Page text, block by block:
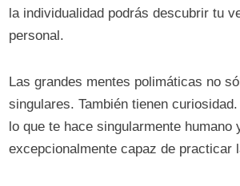
la individualidad podrás descubrir tu
personal.
Las grandes mentes polimáticas no
singulares. También tienen
lo que te hace singularmente humano
excepcionalmente capaz de practicar